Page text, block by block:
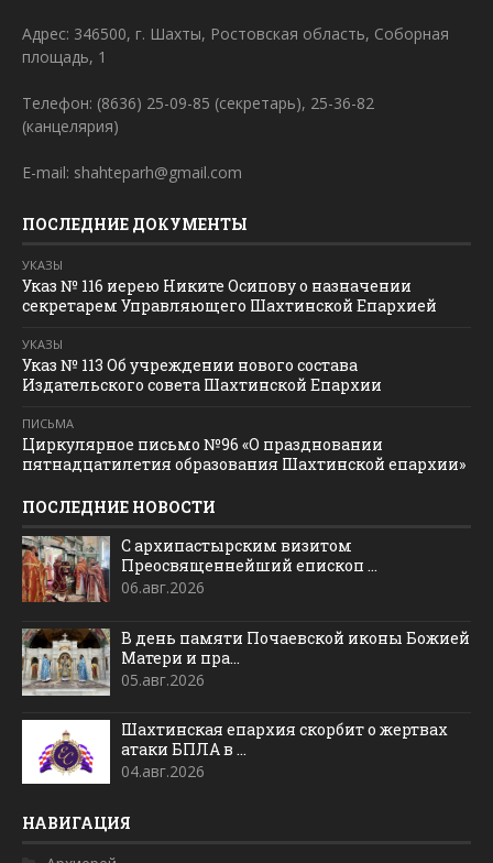
Адрес: 346500, г. Шахты, Ростовская область, Соборная
площадь, 1
Телефон: (8636) 25-09-85 (секретарь), 25-36-82
(канцелярия)
E-mail: shahteparh@gmail.com
ПОСЛЕДНИЕ ДОКУМЕНТЫ
УКАЗЫ
Указ № 116 иерею Никите Осипову о назначении
секретарем Управляющего Шахтинской Епархией
УКАЗЫ
Указ № 113 Об учреждении нового состава
Издательского совета Шахтинской Епархии
ПИСЬМА
Циркулярное письмо №96 «О праздновании
пятнадцатилетия образования Шахтинской епархии»
ПОСЛЕДНИЕ НОВОСТИ
С архипастырским визитом
Преосвященнейший епископ ...
06.авг.2026
В день памяти Почаевской иконы Божией
Матери и пра...
05.авг.2026
Шахтинская епархия скорбит о жертвах
атаки БПЛА в ...
04.авг.2026
НАВИГАЦИЯ